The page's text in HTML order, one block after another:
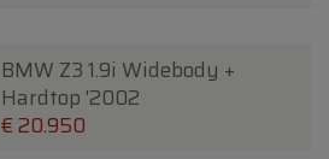
BMW Z3 1.9i Widebody +
Hardtop '2002
€ 20.950